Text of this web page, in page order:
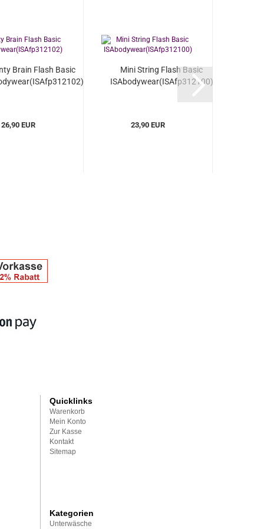
Brain Flash Basic
26,90 EUR
Mini String Flash Basic
ISAbodywear(ISAfp312100)
23,90 EUR
Quicklinks
Warenkorb
Mein Konto
Zur Kasse
Kontakt
Sitemap
Kategorien
Unterwäsche